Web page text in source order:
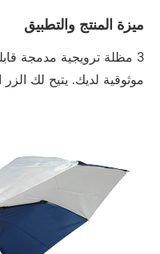
ميزة المنتج والتطبيق
3 مظلة ترويجية مدمجة
موثوقية لديك. يتيح لك